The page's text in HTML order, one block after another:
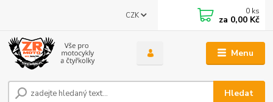
Menu
CZK
Hledat
0 ks
za 0,00 Kč